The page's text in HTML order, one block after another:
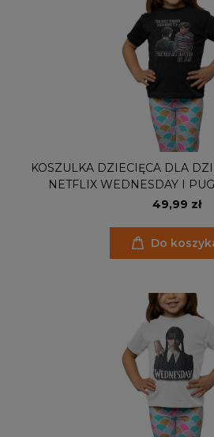
KOSZULKA DZIECIĘCA DLA
NETFLIX WEDNESDAY I
PERSON WHO GETS TO49,99 zł
Do